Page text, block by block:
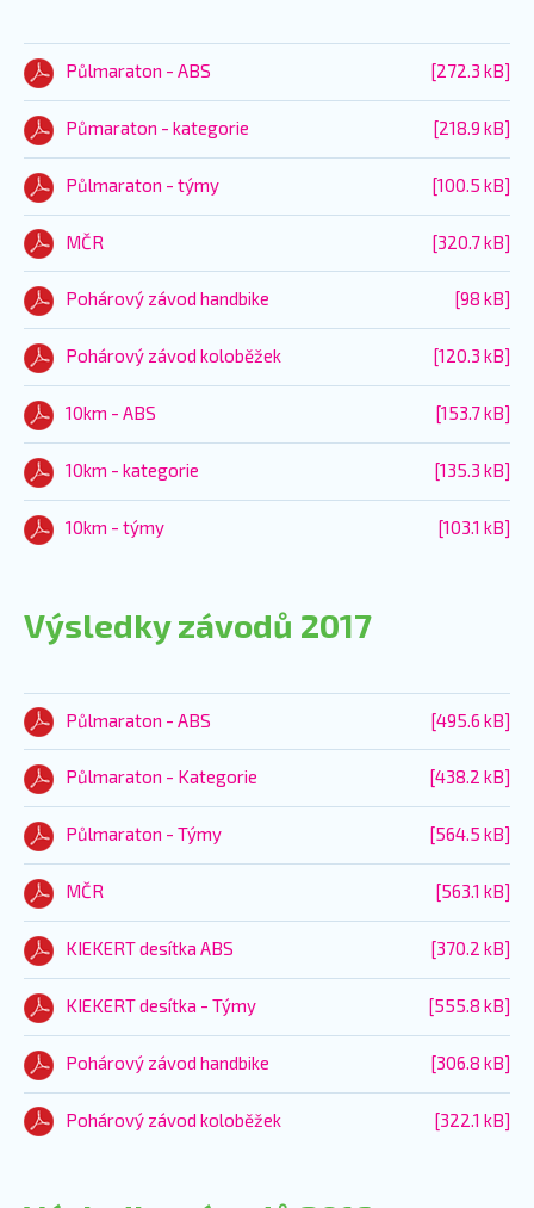
Půlmaraton - ABS [272.3 kB]
Půmaraton - kategorie [218.9 kB]
Půlmaraton - týmy [100.5 kB]
MČR [320.7 kB]
Pohárový závod handbike [98 kB]
Pohárový závod koloběžek [120.3 kB]
10km - ABS [153.7 kB]
10km - kategorie [135.3 kB]
10km - týmy [103.1 kB]
Výsledky závodů 2017
Půlmaraton - ABS [495.6 kB]
Půlmaraton - Kategorie [438.2 kB]
Půlmaraton - Týmy [564.5 kB]
MČR [563.1 kB]
KIEKERT desítka ABS [370.2 kB]
KIEKERT desítka - Týmy [555.8 kB]
Pohárový závod handbike [306.8 kB]
Pohárový závod koloběžek [322.1 kB]